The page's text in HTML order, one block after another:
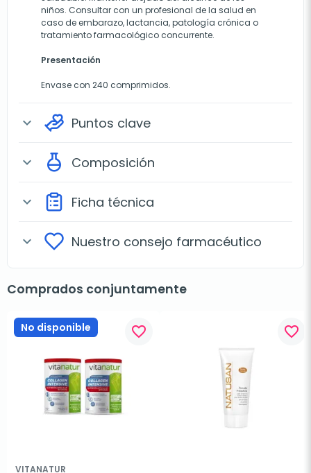
niños. Consultar con un profesional de la salud en
caso de embarazo, lactancia, patología crónica o
tratamiento farmacológico concurrente.
Presentación
Envase con 240 comprimidos.
expand_more Puntos clave
expand_more Composición
expand_more Ficha técnica
expand_more Nuestro consejo farmacéutico
Comprados conjuntamente
No disponible favorite_border
VITANATUR
favorite_border